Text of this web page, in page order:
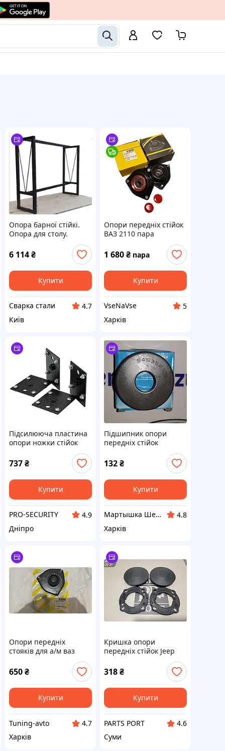
Опора барної стійкі.
Опора для столу.
Підстілля. Ніжки для
столу. Стол Лофт.
Каркас столу
6 114₴
Купити
Сварка стали
4.7
Київ
Опори передніх стійок
ВАЗ 2110 пара
1 680₴ пара
Купити
VseNaVse
5
Харків
Підсилююча пластина
опори ножки стійок
(комплект 4шт.) чорна
737₴
Купити
PRO-SECURITY
4.9
Дніпро
Підшипник опори
передніх стійок
132₴
Купити
Мартышка Шерри
4.8
Харків
Опори передніх
стояків для а/м ваз
1117, 1118, 1119 Лада
Калина OEM
650₴
Купити
Tuning-avto
4.7
Харків
Кришка опори
передніх стійок Jeep
Cheroke KL 2018-2022
68239039AA
318₴
Купити
PARTS PORT
4.6
Суми